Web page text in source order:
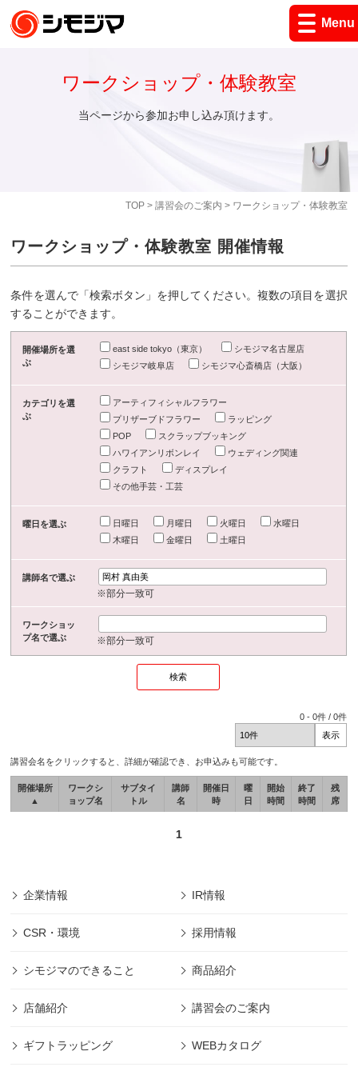
Menu
TOP> 講習会のご案内 > ワークショップ・体験教室
ワークショップ・体験教室
当ページから参加お申し込み頂けます。
ワークショップ・体験教室 開催情報
条件を選んで「検索ボタン」を押してください。複数の項目を選択
することができます。
開催場所を選
ぶ
east side tokyo（東京）
シモジマ名古屋店
シモジマ岐阜店
シモジマ心斎橋店（大阪）
カテゴリを選
ぶ
アーティフィシャルフラワー
プリザーブドフラワー
ラッピング
POP
スクラップブッキング
ハワイアンリボンレイ
ウェディング関連
クラフト
ディスプレイ
その他手芸・工芸
曜日を選ぶ 日曜日 月曜日 火曜日
水曜日
木曜日
金曜日 土曜日
講師名で選ぶ
※部分一致可
ワークショッ
プ名で選ぶ
※部分一致可
0 -0件 /0件
講習会名をクリックすると、詳細が確認でき、お申込みも可能です。
開催場所
▲
ワークシ
ョップ名
サブタイ
トル
講師
名
開催日
時
曜
日
開始
時間
終了
時間
残
席
1
企業情報 IR情報
CSR・環境 採用情報
シモジマのできること 商品紹介
店舗紹介 講習会のご案内
ギフトラッピング WEBカタログ